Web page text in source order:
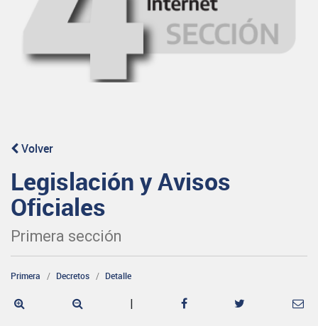
Volver
Legislación y Avisos
Oficiales
Primera sección
Primera Decretos Detalle
|